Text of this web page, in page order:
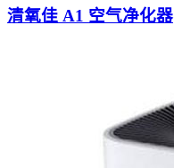
清氧佳 A1 空气净化器